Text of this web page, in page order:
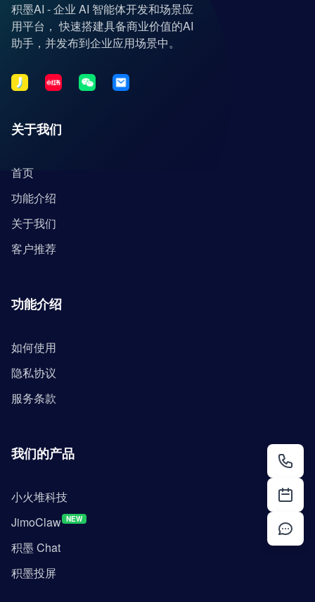
积墨AI - 企业 AI 智能体开发和场景应
用平台， 快速搭建具备商业价值的AI
助手，并发布到企业应用场景中。
关于我们
首页
功能介绍
关于我们
客户推荐
功能介绍
如何使用
隐私协议
服务条款
我们的产品
小火堆科技
JimoClaw NEW
积墨 Chat
积墨投屏